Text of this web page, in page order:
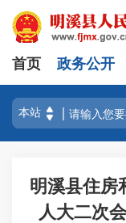
首页 政务公开
明溪县住房
人大二次